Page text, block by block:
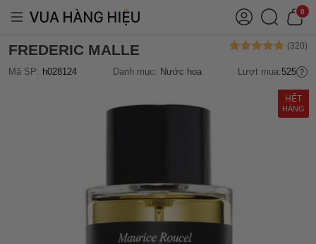
0
FREDERIC MALLE
Mã SP: h028124 Danh mục: Nước hoa Lượt mua:525
HẾT
HÀNG